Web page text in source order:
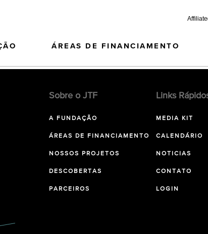
ÁREAS DE FINANCIAMENTO
Sobre o JTF
A FUNDAÇÃO
ÁREAS DE FINANCIAMENTO
NOSSOS PROJETOS
DESCOBERTAS
PARCEIROS
Links
MEDIA KIT
CALENDÁRIO
NOTICIAS
CONTATO
LOGIN